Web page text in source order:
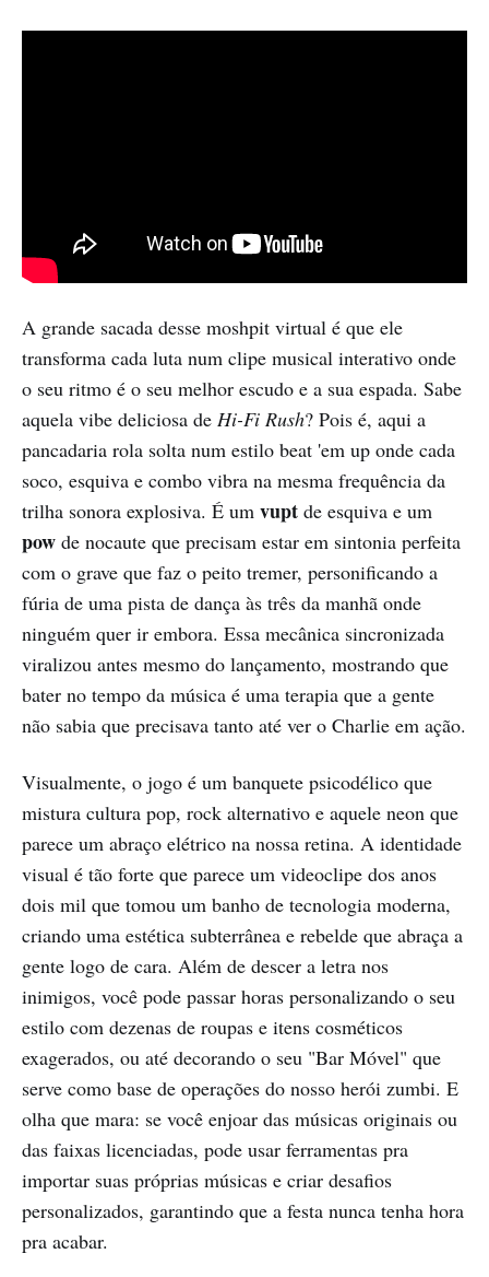
A grande sacada desse moshpit virtual é que ele
transforma cada luta num clipe musical interativo onde
o seu ritmo é o seu melhor escudo e a sua espada. Sabe
aquela vibe deliciosa de Hi-Fi Rush? Pois é, aqui a
pancadaria rola solta num estilo beat 'em up onde cada
soco, esquiva e combo vibra na mesma frequência da
trilha sonora explosiva. É um vupt de esquiva e um
pow de nocaute que precisam estar em sintonia perfeita
com o grave que faz o peito tremer, personificando a
fúria de uma pista de dança às três da manhã onde
ninguém quer ir embora. Essa mecânica sincronizada
viralizou antes mesmo do lançamento, mostrando que
bater no tempo da música é uma terapia que a gente
não sabia que precisava tanto até ver o Charlie em ação.
Visualmente, o jogo é um banquete psicodélico que
mistura cultura pop, rock alternativo e aquele neon que
parece um abraço elétrico na nossa retina. A identidade
visual é tão forte que parece um videoclipe dos anos
dois mil que tomou um banho de tecnologia moderna,
criando uma estética subterrânea e rebelde que abraça a
gente logo de cara. Além de descer a letra nos
inimigos, você pode passar horas personalizando o seu
estilo com dezenas de roupas e itens cosméticos
exagerados, ou até decorando o seu "Bar Móvel" que
serve como base de operações do nosso herói zumbi. E
olha que mara: se você enjoar das músicas originais ou
das faixas licenciadas, pode usar ferramentas pra
importar suas próprias músicas e criar desafios
personalizados, garantindo que a festa nunca tenha hora
pra acabar.